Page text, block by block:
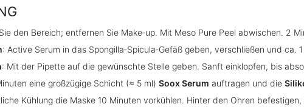
Sie den Bereich; entfernen Sie Make‑up. Mit Meso Pure Peel abwischen. 2
: Active Serum in das Spongilla‑Spicula‑Gefäß geben, verschließen und ca.
: Mit der Pipette auf die gewünschte Stelle geben. Sanft einklopfen, bis
eine großzügige Schicht (≈ 5 ml) Soox Serum auftragen und die
Kühlung die Maske 10 Minuten vorkühlen. Hinter den Ohren